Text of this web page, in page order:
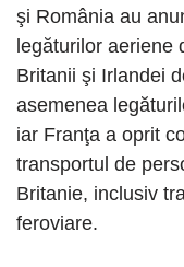
şi România au
legăturilor aeriene
Britanii şi Irlandei
asemenea
iar Franţa a oprit
transportul de
Britanie, inclusiv
feroviare.